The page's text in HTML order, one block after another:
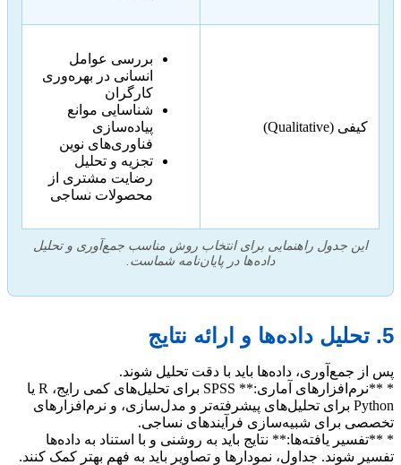
کیفی (Qualitative)
بررسی عوامل
انسانی در بهره‌وری
کارگران
شناسایی موانع
پیاده‌سازی
فناوری‌های نوین
تجزیه و تحلیل
رضایت مشتری از
محصولات نساجی
این جدول راهنمایی برای انتخاب روش مناسب جمع‌آوری و تحلیل
داده‌ها در پایان‌نامه شماست.
5. تحلیل داده‌ها و ارائه نتایج
پس از جمع‌آوری، داده‌ها باید با دقت تحلیل شوند.
* **نرم‌افزارهای آماری:** SPSS برای تحلیل‌های کمی رایج، R یا
Python برای تحلیل‌های پیشرفته‌تر و مدل‌سازی، و نرم‌افزارهای
تخصصی برای شبیه‌سازی فرآیندهای نساجی.
* **تفسیر یافته‌ها:** نتایج باید به روشنی و با استناد به داده‌ها
تفسیر شوند. جداول، نمودارها و تصاویر باید به فهم بهتر کمک کنند.